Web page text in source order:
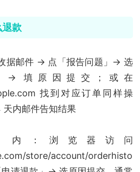
款
据邮件 → 点「报告问题」→ 选
→ 填原因提交；或在
找到对应订单同样操
内邮件告知结果
内：浏览器访问
store/account/orderhisto